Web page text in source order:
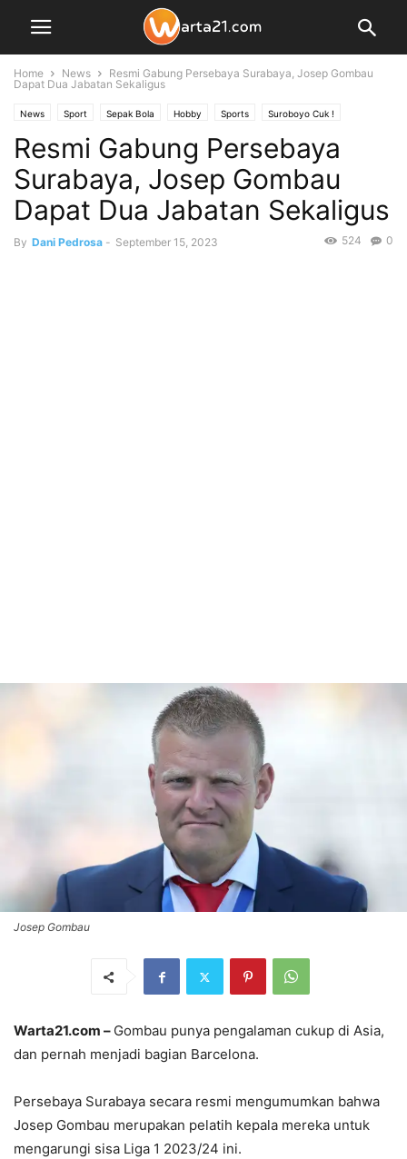
Home News
Resmi Gabung Persebaya Surabaya, Josep Gombau
Dapat Dua Jabatan Sekaligus
News Sport Sepak Bola Hobby Sports Suroboyo Cuk !
Suroboyo cuk! warta Sports
Resmi Gabung Persebaya
Surabaya, Josep Gombau
Dapat Dua Jabatan Sekaligus
By Dani Pedrosa - September 15, 2023 0
524
Josep Gombau
Warta21.com – Gombau punya pengalaman cukup di Asia,
dan pernah menjadi bagian Barcelona.
Persebaya Surabaya secara resmi mengumumkan bahwa
Josep Gombau merupakan pelatih kepala mereka untuk
mengarungi sisa Liga 1 2023/24 ini.